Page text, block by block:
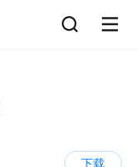
下载